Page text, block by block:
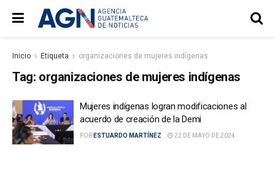
Inicio Etiqueta organizaciones de mujeres indígenas
Tag: organizaciones de mujeres indígenas
Mujeres indígenas logran modificaciones al
acuerdo de creación de la Demi
POR ESTUARDO MARTÍNEZ 22 DE MAYO DE 2024